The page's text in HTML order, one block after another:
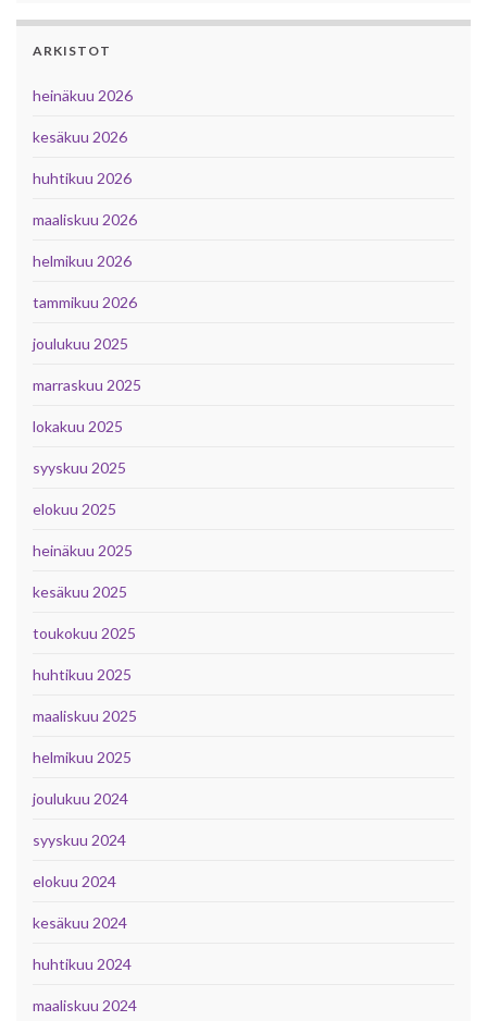
ARKISTOT
heinäkuu 2026
kesäkuu 2026
huhtikuu 2026
maaliskuu 2026
helmikuu 2026
tammikuu 2026
joulukuu 2025
marraskuu 2025
lokakuu 2025
syyskuu 2025
elokuu 2025
heinäkuu 2025
kesäkuu 2025
toukokuu 2025
huhtikuu 2025
maaliskuu 2025
helmikuu 2025
joulukuu 2024
syyskuu 2024
elokuu 2024
kesäkuu 2024
huhtikuu 2024
maaliskuu 2024